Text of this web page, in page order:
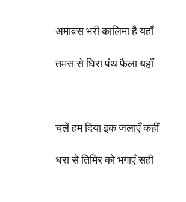
अमावस भरी कालिमा है यहाँ
तमस से घिरा पंथ फैला यहाँ
चलें हम दिया इक जलाएँ कहीं
धरा से तिमिर को भगाएँ सही